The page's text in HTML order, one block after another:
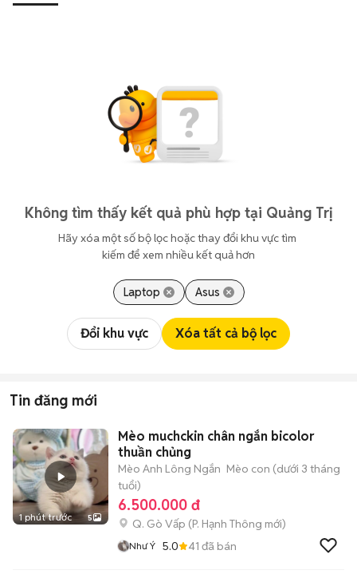
Không tìm thấy kết quả phù hợp tại Quảng Trị
Hãy xóa một số bộ lọc hoặc thay đổi khu vực tìm
kiếm để xem nhiều kết quả hơn
Laptop Asus
Đổi khu vực Xóa tất cả bộ lọc
Tin đăng mới
1 phút trước 5
Mèo muchckin chân ngắn bicolor
thuần chủng
Mèo Anh Lông Ngắn Mèo con (dưới 3 tháng
tuổi)
6.500.000 đ
Q. Gò Vấp (P. Hạnh Thông mới)
Như Ý 5.0 41 đã bán